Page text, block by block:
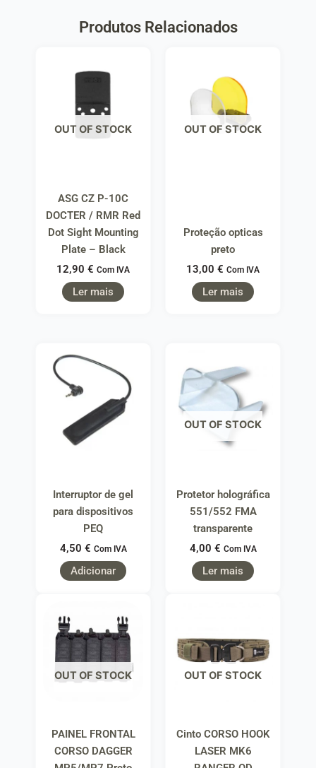
Produtos Relacionados
OUT OF STOCK
ASG CZ P-10C
DOCTER / RMR Red
Dot Sight Mounting
Plate – Black
12,90 € Com IVA
Ler mais
OUT OF STOCK
Proteção opticas
preto
13,00 € Com IVA
Ler mais
Interruptor de gel
para dispositivos
PEQ
4,50 € Com IVA
Adicionar
OUT OF STOCK
Protetor holográfica
551/552 FMA
transparente
4,00 € Com IVA
Ler mais
OUT OF STOCK
PAINEL FRONTAL
CORSO DAGGER
OUT OF STOCK
Cinto CORSO HOOK
LASER MK6